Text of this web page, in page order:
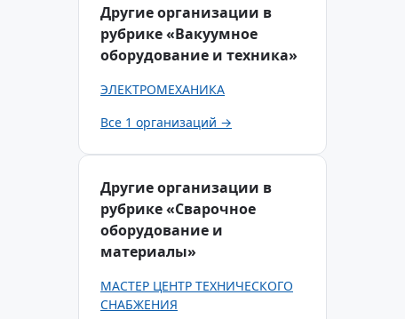
Другие организации в
рубрике «Вакуумное
оборудование и техника»
ЭЛЕКТРОМЕХАНИКА
Все 1 организаций →
Другие организации в
рубрике «Сварочное
оборудование и
материалы»
МАСТЕР ЦЕНТР ТЕХНИЧЕСКОГО
СНАБЖЕНИЯ